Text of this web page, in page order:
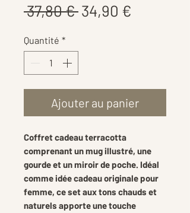
37,80 € Prix
34,90 €
Quantité *
Ajouter au panier
Coffret cadeau terracotta
comprenant un mug illustré, une
gourde et un miroir de poche. Idéal
comme idée cadeau originale pour
femme, ce set aux tons chauds et
naturels apporte une touche